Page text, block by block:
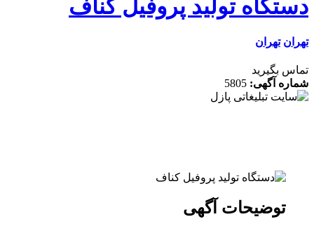
تولید پروفیل کناف
تهران
بگیرید
آگهی:5805
توضیحات آگهی